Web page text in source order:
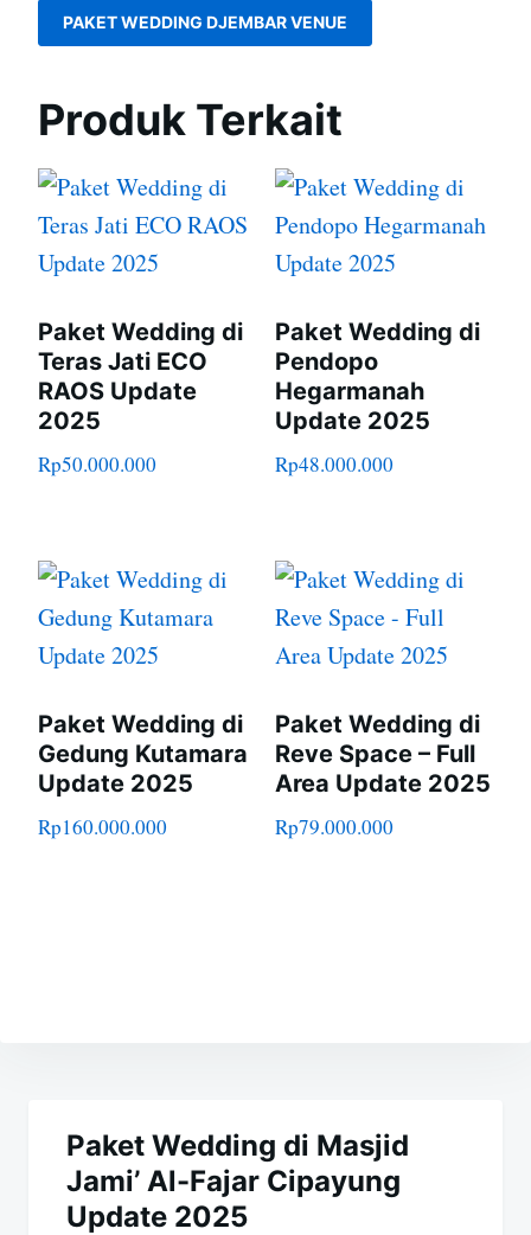
PAKET WEDDING DJEMBAR VENUE
Produk Terkait
Paket Wedding di
Teras Jati ECO
RAOS Update
2025
Rp50.000.000
Paket Wedding di
Pendopo
Hegarmanah
Update 2025
Rp48.000.000
Paket Wedding di
Gedung Kutamara
Update 2025
Rp160.000.000
Paket Wedding di
Reve Space – Full
Area Update 2025
Rp79.000.000
posPaket Wedding di Masjid
Jami’ Al-Fajar Cipayung
Update 2025